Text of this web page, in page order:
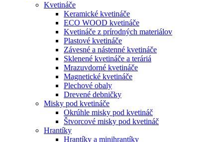
Kvetináče
Keramické kvetináče
ECO WOOD kvetináče
Kvetináče z prírodných materiálov
Plastové kvetináče
Závesné a nástenné kvetináče
Sklenené kvetináče a teráriá
Mrazuvdorné kvetináče
Magnetické kvetináče
Plechové obaly
Drevené debničky
Misky pod kvetináče
Okrúhle misky pod kvetináč
Štvorcové misky pod kvetináč
Hrantíky
Hrantíky a minihrantíky